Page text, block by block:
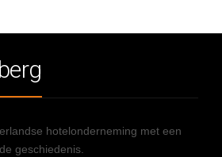
hotelonderneming met een
geschiedenis.